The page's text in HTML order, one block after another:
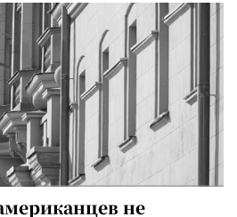
не